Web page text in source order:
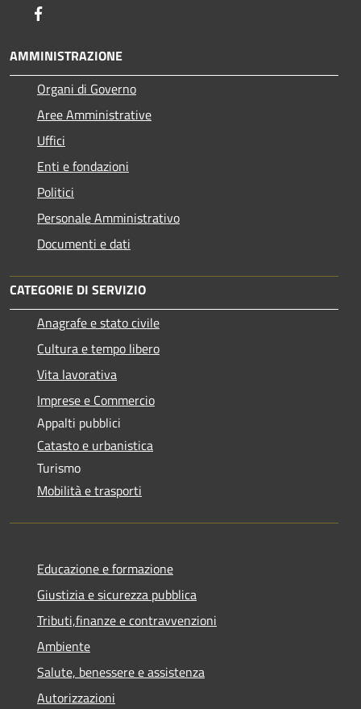
AMMINISTRAZIONE
Organi di Governo
Aree Amministrative
Uffici
Enti e fondazioni
Politici
Personale Amministrativo
Documenti e dati
CATEGORIE DI SERVIZIO
Anagrafe e stato civile
Cultura e tempo libero
Vita lavorativa
Imprese e Commercio
Appalti pubblici
Catasto e urbanistica
Turismo
Mobilità e trasporti
Educazione e formazione
Giustizia e sicurezza pubblica
Tributi,finanze e contravvenzioni
Ambiente
Salute, benessere e assistenza
Autorizzazioni